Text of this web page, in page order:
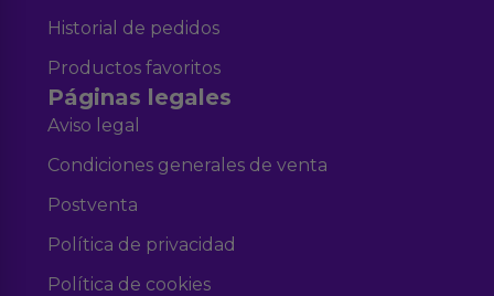
Historial de pedidos
Productos favoritos
Páginas legales
Aviso legal
Condiciones generales de venta
Postventa
Política de privacidad
Política de cookies